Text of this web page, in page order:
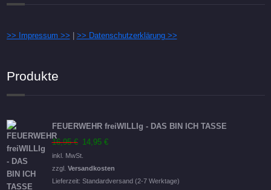
>> Impressum >> >> Datenschutzerklärung >>
Produkte
FEUERWEHR freiWILLIg - DAS BIN ICH TASSE
16,95€ Ursprünglicher
Preis
war:
16,95 €
14,95 €
ist:
14,95 €.
inkl. MwSt.
zzgl. Versandkosten
Lieferzeit: Standardversand (2-7 Werktage)